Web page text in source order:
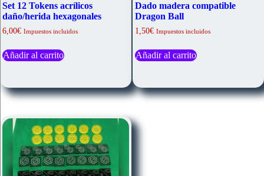
Set 12 Tokens acrílicos
daño/herida hexagonales
6,00€ Impuestos incluidos
Añadir al carrito
Dado madera compatible
Dragon Ball
1,50€ Impuestos incluidos
Añadir al carrito